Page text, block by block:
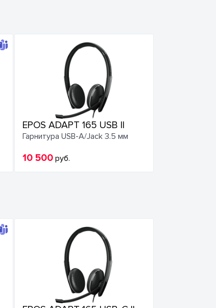
EPOS ADAPT 165 USB II
Гарнитура USB-A/Jack 3.5 мм
10 500руб.